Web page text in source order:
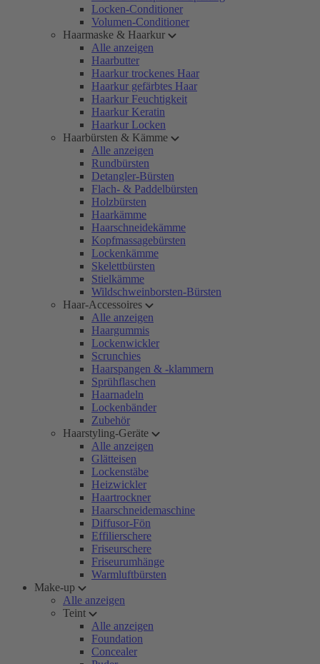
Locken-Conditioner
Volumen-Conditioner
Haarmaske & Haarkur
Alle anzeigen
Haarbutter
Haarkur trockenes Haar
Haarkur gefärbtes Haar
Haarkur Feuchtigkeit
Haarkur Keratin
Haarkur Locken
Haarbürsten & Kämme
Alle anzeigen
Rundbürsten
Detangler-Bürsten
Flach- & Paddelbürsten
Holzbürsten
Haarkämme
Haarschneidekämme
Kopfmassagebürsten
Lockenkämme
Skelettbürsten
Stielkämme
Wildschweinborsten-Bürsten
Haar-Accessoires
Alle anzeigen
Haargummis
Lockenwickler
Scrunchies
Haarspangen & -klammern
Sprühflaschen
Haarnadeln
Lockenbänder
Zubehör
Haarstyling-Geräte
Alle anzeigen
Glätteisen
Lockenstäbe
Heizwickler
Haartrockner
Haarschneidemaschine
Diffusor-Fön
Effilierschere
Friseurschere
Friseurumhänge
Warmluftbürsten
Make-up
Alle anzeigen
Teint
Alle anzeigen
Foundation
Concealer